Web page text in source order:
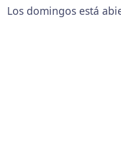
Los domingos está